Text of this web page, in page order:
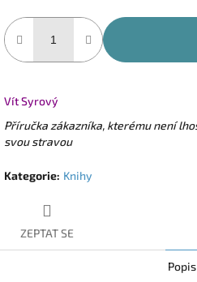
Vít Syrový
Příručka zákazníka, kterému není
svou stravou
Kategorie: Knihy
ZEPTAT SE
Popis